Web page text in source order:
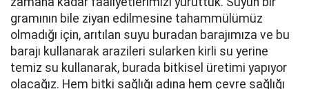
gramının bile ziyan edilmesine tahammülümüz
olmadığı için, arıtılan suyu buradan barajımıza ve bu
barajı kullanarak arazileri sularken kirli su yerine
temiz su kullanarak, burada bitkisel üretimi yapıyor
olacağız. Hem bitki sağlığı adına hem çevre sağlığı